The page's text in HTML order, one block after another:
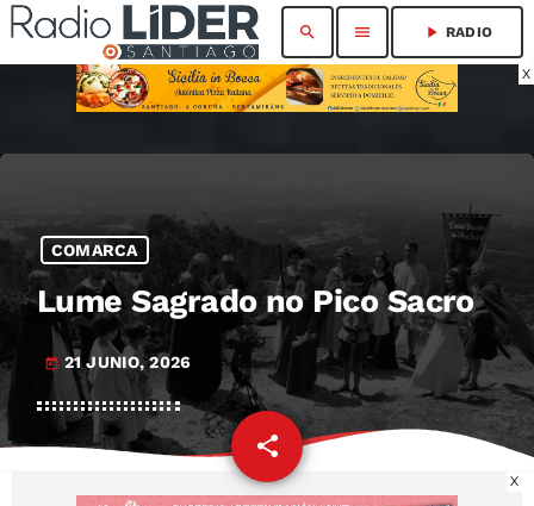
X
search menu play_arrow RADIO
COMARCA
Lume Sagrado no Pico Sacro
today 21 JUNIO, 2026
share
email
X